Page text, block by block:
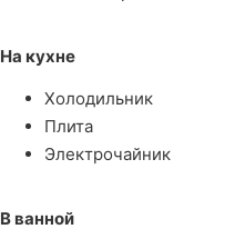
На кухне
Холодильник
Плита
Электрочайник
В ванной